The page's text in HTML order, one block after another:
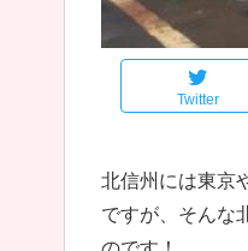
Twitter
北信州には東京
ですが、そんな